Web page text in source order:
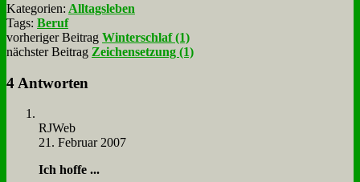
Kategorien: Alltagsleben
Tags: Beruf
vorheriger Beitrag Winterschlaf (1)
nächster Beitrag Zeichensetzung (1)
4 Antworten
RJ­Web
21. Februar 2007
Ich hof­fe ...